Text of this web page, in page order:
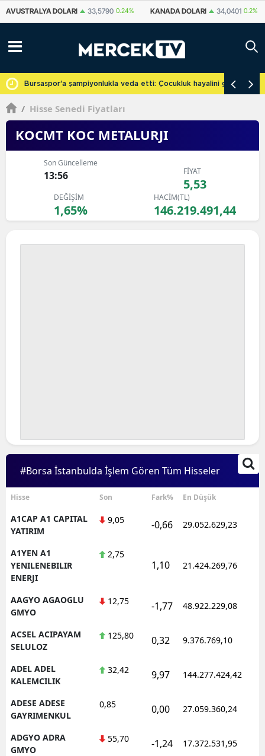
KANADA DOLARI 34,0401 0.2% İSVIÇRE FRANKI 58,9023 0.52%
Bursaspor'a şampiyonlukla veda etti: Çocukluk hayalini
/ Hisse Senedi Fiyatları
KOCMT KOC METALURJI
Son Güncelleme
13:56 FİYAT
5,53
DEĞİŞİM
1,65%
HACİM(TL)
146.219.491,44
#Borsa İstanbulda İşlem Gören Tüm Hisseler
Hisse Son Fark% En Düşük
A1CAP A1 CAPITAL
YATIRIM
9,05 -0,66 29.052.629,23
A1YEN A1
YENILENEBILIR
ENERJI
2,75
1,10 21.424.269,76
AAGYO AGAOGLU
GMYO
12,75 -1,77 48.922.229,08
ACSEL ACIPAYAM
SELULOZ
125,80 0,32 9.376.769,10
ADEL ADEL
KALEMCILIK
32,42 9,97 144.277.424,42
ADESE ADESE
GAYRIMENKUL
0,85 0,00 27.059.360,24
ADGYO ADRA
GMYO
55,70 -1,24 17.372.531,95